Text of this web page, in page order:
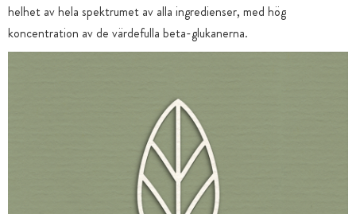
helhet av hela spektrumet av alla ingredienser, med hög
koncentration av de värdefulla beta-glukanerna.